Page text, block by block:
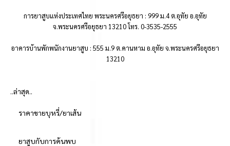
การยาสูบแห่งประเทศไทย พระนครศรีอยุธยา : 999 ม.4 ต.อุทัย อ.อุทัย
จ.พระนครศรีอยุธยา 13210 โทร. 0-3535-2555
อาคารบ้านพักพนักงานยาสูบ : 555 ม.9 ต.คานหาม อ.อุทัย จ.พระนครศรีอยุธยา
13210
..ล่าสุด..
ราคาขายบุหรี่/ยาเส้น
ยาสูบกับการค้นพบ